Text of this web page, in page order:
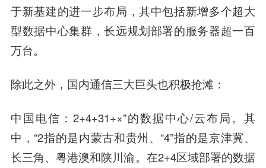
于新基建的进一步布局，其中包括新增多个超大
型数据中心集群，长远规划部署的服务器超一百
万台。
除此之外，国内通信三大巨头也积极抢滩：
中国电信 ：2+4+31+×”的数据中心/云布局。其
中，“2指的是内蒙古和贵州、“4”指的是京津冀、
长三角、粤港澳和陕川渝。在2+4区域部署的数据